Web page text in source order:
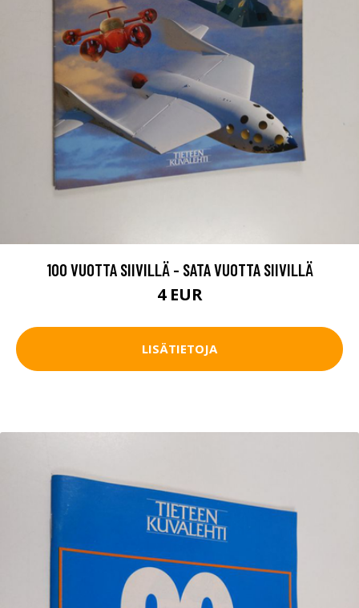
100 VUOTTA SIIVILLÄ - SATA VUOTTA SIIVILLÄ
4 EUR
LISÄTIETOJA